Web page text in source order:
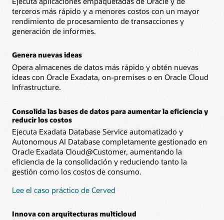
permitiendo un escalado extremo del rendimiento para
análisis inteligentes.
- Oracle Operator Access Control permite a los equipos
de TI del cliente abordar preocupaciones sobre el
manejo a distancia autorizando, limitando,
supervisando y controlando toda la gestión remota de
la infraestructura.
terceros más rápido y a menores costos con un mayor
rendimiento de procesamiento de transacciones y
generación de informes.
Genera nuevas ideas
Opera almacenes de datos más rápido y obtén nuevas
ideas con Oracle Exadata, on-premises o en Oracle Cloud
Infrastructure.
Consolida las bases de datos para aumentar la eficiencia y
reducir los costos
Ejecuta Exadata Database Service automatizado y
Autonomous AI Database completamente gestionado en
Oracle Exadata Cloud@Customer, aumentando la
eficiencia de la consolidación y reduciendo tanto la
gestión como los costos de consumo.
Lee el caso práctico de Cerved
Innova con arquitecturas multicloud